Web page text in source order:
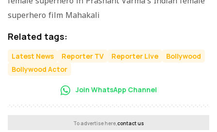
superhero film Mahakali
Related tags:
Latest News Reporter TV Reporter Live
Bollywood
Bollywood Actor
Join WhatsApp Channel
To advertise here,contact us